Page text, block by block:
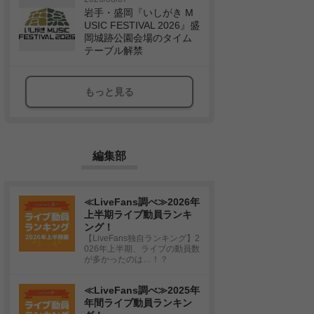
岩手・盛岡『いしがき M
USIC FESTIVAL 2026』盛
岡城跡公園会場のタイム
テーブル解禁
もっと見る
編集部
≪LiveFans調べ≫2026年
上半期ライブ動員ランキ
ング！
【LiveFans独自ランキング】2
026年上半期、ライブの動員数
が多かったのは…！？
≪LiveFans調べ≫2025年
年間ライブ動員ランキン